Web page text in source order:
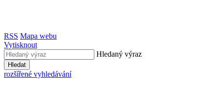
RSS Mapa webu
Vytisknout
Hledaný výraz
Hledat
rozšířené vyhledávání